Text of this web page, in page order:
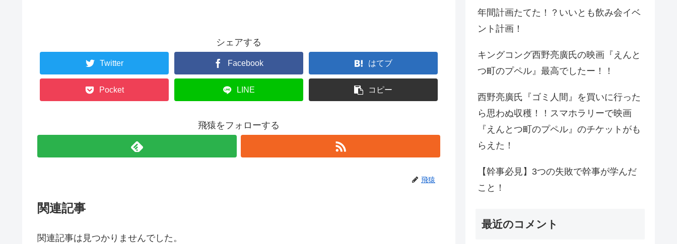
シェアする
Twitter Facebook はてブ
Pocket LINE コピー
飛猿をフォローする
飛猿
関連記事
関連記事は見つかりませんでした。
年間計画たてた！？いいとも飲み会イベ
ント計画！
キングコング西野亮廣氏の映画『えんと
つ町のプペル』最高でしたー！！
西野亮廣氏『ゴミ人間』を買いに行った
ら思わぬ収穫！！スマホラリーで映画
『えんとつ町のプペル』のチケットがも
らえた！
【幹事必見】3つの失敗で幹事が学んだ
こと！
最近のコメント